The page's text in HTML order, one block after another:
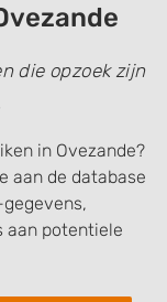
die opzoek zijn
in Ovezande?
aan de database
aan potentiele